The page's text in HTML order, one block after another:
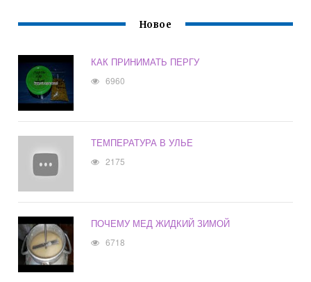
Новое
КАК ПРИНИМАТЬ ПЕРГУ
6960
ТЕМПЕРАТУРА В УЛЬЕ
2175
ПОЧЕМУ МЕД ЖИДКИЙ ЗИМОЙ
6718